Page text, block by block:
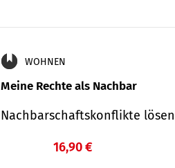
WOHNEN
Meine Rechte als Nachbar
Nach­bar­schafts­konflikte lösen
16,90 €